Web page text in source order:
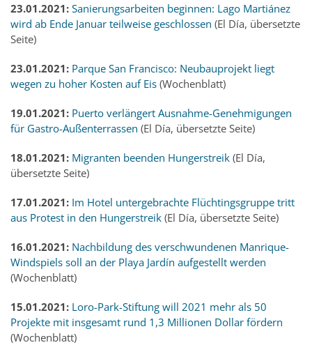
23.01.2021: Sanierungsarbeiten beginnen: Lago Martiánez
wird ab Ende Januar teilweise geschlossen (El Día, übersetzte
Seite)
23.01.2021: Parque San Francisco: Neubauprojekt liegt
wegen zu hoher Kosten auf Eis(Wochenblatt)
19.01.2021: Puerto verlängert Ausnahme-Genehmigungen
für Gastro-Außenterrassen (El Día, übersetzte Seite)
18.01.2021: Migranten beenden Hungerstreik(El Día,
übersetzte Seite)
17.01.2021: Im Hotel untergebrachte Flüchtingsgruppe tritt
aus Protest in den Hungerstreik(El Día, übersetzte Seite)
16.01.2021: Nachbildung des verschwundenen Manrique-
Windspiels soll an der Playa Jardín aufgestellt werden
(Wochenblatt)
15.01.2021: Loro-Park-Stiftung will 2021 mehr als 50
Projekte mit insgesamt rund 1,3 Millionen Dollar fördern
(Wochenblatt)